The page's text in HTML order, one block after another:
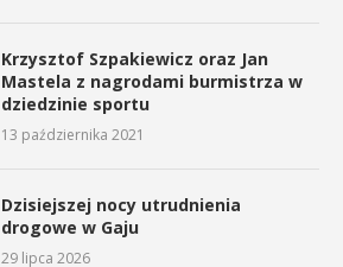
Krzysztof Szpakiewicz oraz Jan
Mastela z nagrodami burmistrza w
dziedzinie sportu
13 października 2021
Dzisiejszej nocy utrudnienia
drogowe w Gaju
29 lipca 2026